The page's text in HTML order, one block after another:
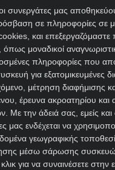
οι συνεργάτες μας
σε πληροφορίες σε
και
μοναδικοί
πληροφορίες που
για εξατομικευμένες
μέτρηση διαφήμισης
έρευνα ακροατηρίου και
Με την άδειά σας, εμείς και
μας ενδέχεται να
γεωγραφικής
μέσω σάρωσης
για να συναινέσετε στην
μεταγραφές
Bundesliga
μεταγραφές
μεταγραφές
μεταγραφές
μεταγραφές
Φρανκφούρτης
Γαλλία